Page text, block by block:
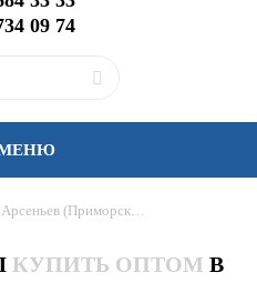
09 74
Арсеньев (Приморский край)
КУПИТЬ ОПТОМ В